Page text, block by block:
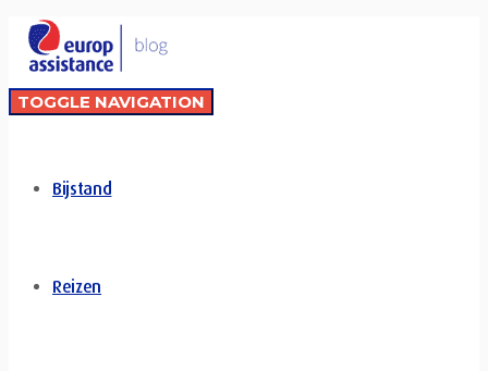
TOGGLE NAVIGATION
Bijstand
Reizen